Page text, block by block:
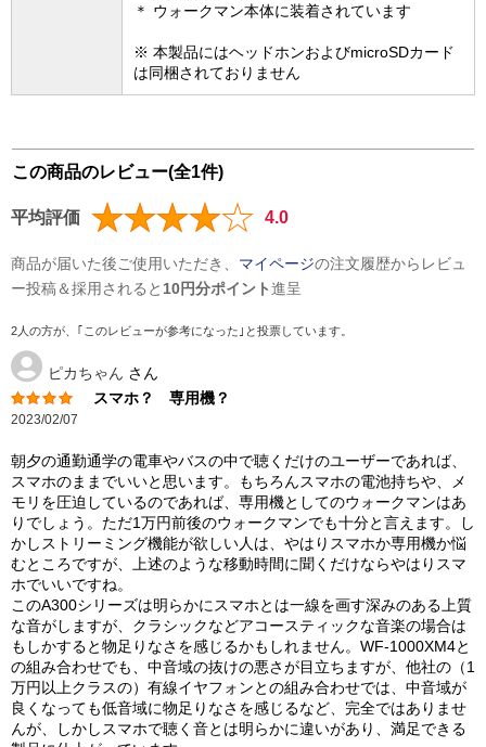
＊ ウォークマン本体に装着されています
※ 本製品にはヘッドホンおよびmicroSDカード
は同梱されておりません
この商品のレビュー(全1件)
平均評価 4.0
商品が届いた後ご使用いただき、 マイページの注文履歴からレビュ
ー投稿＆採用されると 10円分ポイント進呈
2人の方が、｢このレビューが参考になった｣と投票しています。
ピカちゃん さん
スマホ？ 専用機？
2023/02/07
朝夕の通勤通学の電車やバスの中で聴くだけのユーザーであれば、
スマホのままでいいと思います。もちろんスマホの電池持ちや、メ
モリを圧迫しているのであれば、専用機としてのウォークマンはあ
りでしょう。ただ1万円前後のウォークマンでも十分と言えます。し
かしストリーミング機能が欲しい人は、やはりスマホか専用機か悩
むところですが、上述のような移動時間に聞くだけならやはりスマ
ホでいいですね。
このA300シリーズは明らかにスマホとは一線を画す深みのある上質
な音がしますが、クラシックなどアコースティックな音楽の場合は
もしかすると物足りなさを感じるかもしれません。WF-1000XM4と
の組み合わせでも、中音域の抜けの悪さが目立ちますが、他社の（1
万円以上クラスの）有線イヤフォンとの組み合わせでは、中音域が
良くなっても低音域に物足りなさを感じるなど、完全ではありませ
んが、しかしスマホで聴く音とは明らかに違いがあり、満足できる